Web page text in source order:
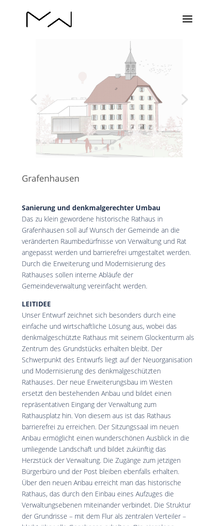
Grafenhausen
Sanierung und denkmalgerechter Umbau
Das zu klein gewordene historische Rathaus in
Grafenhausen soll auf Wunsch der Gemeinde an die
veränderten Raumbedürfnisse von Verwaltung und Rat
angepasst werden und barrierefrei umgestaltet werden.
Durch die Erweiterung und Modernisierung des
Rathauses sollen interne Abläufe der
Gemeindeverwaltung vereinfacht werden.
LEITIDEE
Unser Entwurf zeichnet sich besonders durch eine
einfache und wirtschaftliche Lösung aus, wobei das
denkmalgeschützte Rathaus mit seinem Glockenturm als
Zentrum des Grundstücks erhalten bleibt. Der
Schwerpunkt des Entwurfs liegt auf der Neuorganisation
und Modernisierung des denkmalgeschützten
Rathauses. Der neue Erweiterungsbau im Westen
ersetzt den bestehenden Anbau und bildet einen
repräsentativen Eingang der Verwaltung zum
Rathausplatz hin. Von diesem aus ist das Rathaus
barrierefrei zu erreichen. Der Sitzungssaal im neuen
Anbau ermöglicht einen wunderschönen Ausblick in die
umliegende Landschaft und bildet zukünftig das
Herzstück der Verwaltung. Die Zugänge zum jetzigen
Bürgerbüro und der Post bleiben ebenfalls erhalten.
Über den neuen Anbau erreicht man das historische
Rathaus, das durch den Einbau eines Aufzuges die
Verwaltungsebenen miteinander verbindet. Die Struktur
der Grundrisse – mit dem Flur als zentralen Verteiler –